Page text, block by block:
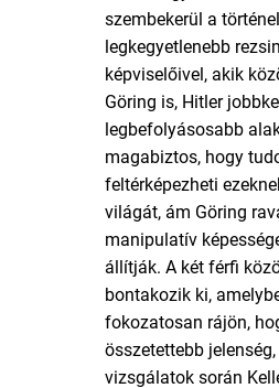
szembekerül a
legkegyetlenebb
képviselőivel, akik
Göring is, Hitler
legbefolyásosabb
magabiztos, hogy
feltérképezheti
világát, ám Göring
manipulatív
állítják. A két férfi
bontakozik ki,
fokozatosan rájön,
összetettebb
vizsgálatok során